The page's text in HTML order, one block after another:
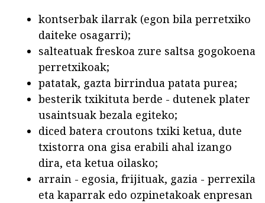
kontserbak ilarrak (egon bila perretxiko
daiteke osagarri);
salteatuak freskoa zure saltsa gogokoena
perretxikoak;
patatak, gazta birrindua patata purea;
besterik txikituta berde - dutenek plater
usaintsuak bezala egiteko;
diced batera croutons txiki ketua, dute
txistorra ona gisa erabili ahal izango
dira, eta ketua oilasko;
arrain - egosia, frijituak, gazia - perrexila
eta kaparrak edo ozpinetakoak enpresan